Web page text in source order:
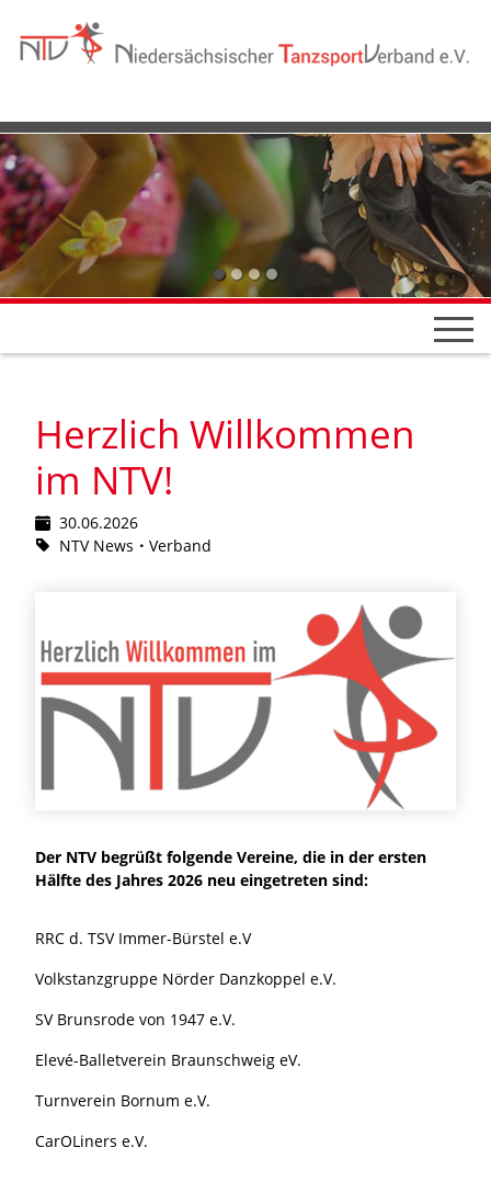
Herzlich Willkommen
im NTV!
30.06.2026
NTV News
Verband
Der NTV begrüßt folgende Vereine, die in der ersten
Hälfte des Jahres 2026 neu eingetreten sind:
RRC d. TSV Immer-Bürstel e.V
Volkstanzgruppe Nörder Danzkoppel e.V.
SV Brunsrode von 1947 e.V.
Elevé-Balletverein Braunschweig eV.
Turnverein Bornum e.V.
CarOLiners e.V.